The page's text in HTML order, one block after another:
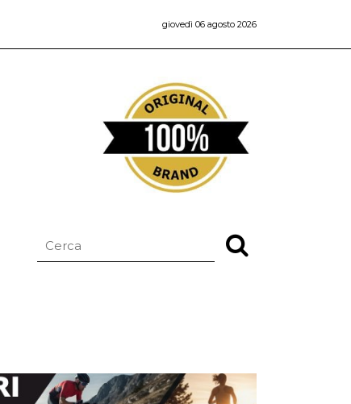
giovedì 06 agosto 2026